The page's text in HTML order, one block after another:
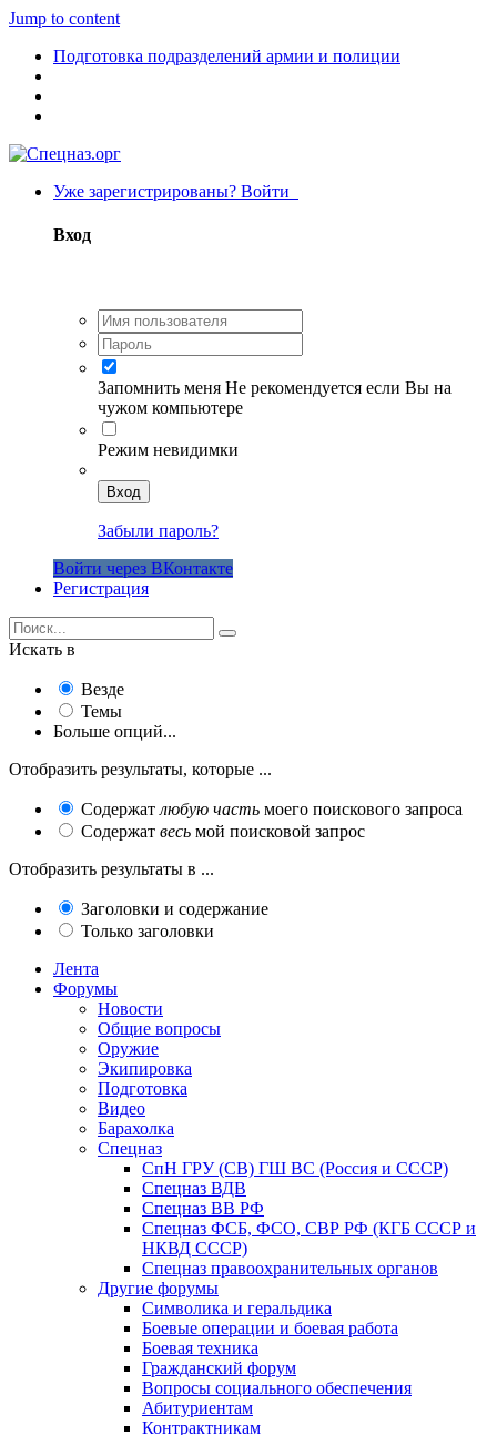
Jump to content
Подготовка подразделений армии и полиции
Уже зарегистрированы? Войти
Вход
Запомнить меня Не рекомендуется если Вы на
чужом компьютере
Режим невидимки
Вход
Забыли пароль?
Войти через ВКонтакте
Регистрация
Искать в
Везде
Темы
Больше опций...
Отобразить результаты, которые ...
Содержат любую часть моего поискового запроса
Содержат весь мой поисковой запрос
Отобразить результаты в ...
Заголовки и содержание
Только заголовки
Лента
Форумы
Новости
Общие вопросы
Оружие
Экипировка
Подготовка
Видео
Барахолка
Спецназ
СпН ГРУ (СВ) ГШ ВС (Россия и СССР)
Спецназ ВДВ
Спецназ ВВ РФ
Спецназ ФСБ, ФСО, СВР РФ (КГБ СССР и
НКВД СССР)
Спецназ правоохранительных органов
Другие форумы
Символика и геральдика
Боевые операции и боевая работа
Боевая техника
Гражданский форум
Вопросы социального обеспечения
Абитуриентам
Контрактникам